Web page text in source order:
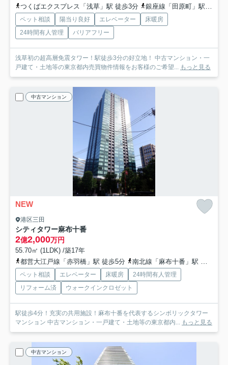
つくばエクスプレス「浅草」駅 徒歩3分
銀座線「田原町」駅 徒歩9分
ペット相談 陽当り良好 エレベーター
床暖房
24時間有人管理
バリアフリー
浅草初の超高層免震タワー！駅徒歩3分の好立地！ 中古マンション・一
戸建て・土地等の東京都内売買物件情報をお客様のご希望... もっと見る
中古マンション
NEW
港区三田
シティタワー麻布十番
2億2,000万円
55.70㎡ (1LDK) /築17年
都営大江戸線「赤羽橋」駅 徒歩5分
南北線「麻布十番」駅 徒歩5分
ペット相談 エレベーター 床暖房
24時間有人管理
リフォーム済
ウォークインクロゼット
駅徒歩4分！充実の共用施設！麻布十番を代表するシンボリックタワー
マンション 中古マンション・一戸建て・土地等の東京都内... もっと見る
中古マンション